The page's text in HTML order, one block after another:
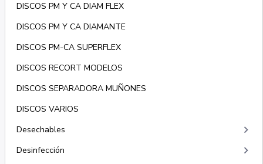
DISCOS PM Y CA DIAM FLEX
DISCOS PM Y CA DIAMANTE
DISCOS PM-CA SUPERFLEX
DISCOS RECORT MODELOS
DISCOS SEPARADORA MUÑONES
DISCOS VARIOS
Desechables
keyboard_arrow_right
Desinfección keyboard_arrow_right